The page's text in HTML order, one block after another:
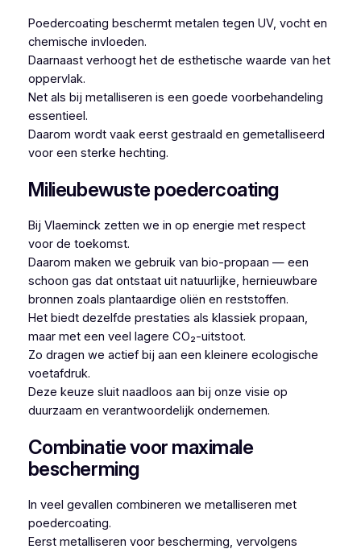
Poedercoating beschermt metalen tegen UV, vocht en
chemische invloeden.
Daarnaast verhoogt het de esthetische waarde van het
oppervlak.
Net als bij metalliseren is een goede voorbehandeling
essentieel.
Daarom wordt vaak eerst gestraald en gemetalliseerd
voor een sterke hechting.
Milieubewuste poedercoating
Bij Vlaeminck zetten we in op energie met respect
voor de toekomst.
Daarom maken we gebruik van bio-propaan — een
schoon gas dat ontstaat uit natuurlijke, hernieuwbare
bronnen zoals plantaardige oliën en reststoffen.
Het biedt dezelfde prestaties als klassiek propaan,
maar met een veel lagere CO₂-uitstoot.
Zo dragen we actief bij aan een kleinere ecologische
voetafdruk.
Deze keuze sluit naadloos aan bij onze visie op
duurzaam en verantwoordelijk ondernemen.
Combinatie voor maximale
bescherming
In veel gevallen combineren we metalliseren met
poedercoating.
Eerst metalliseren voor bescherming, vervolgens